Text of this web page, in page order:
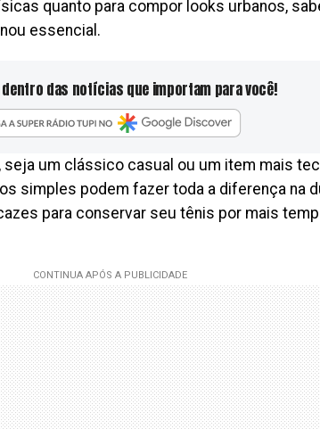
quanto para compor looks urbanos,
essencial.
dentro das notícias que importam para você!
seja um clássico casual ou um item mais
simples podem fazer toda a diferença na
para conservar seu tênis por mais